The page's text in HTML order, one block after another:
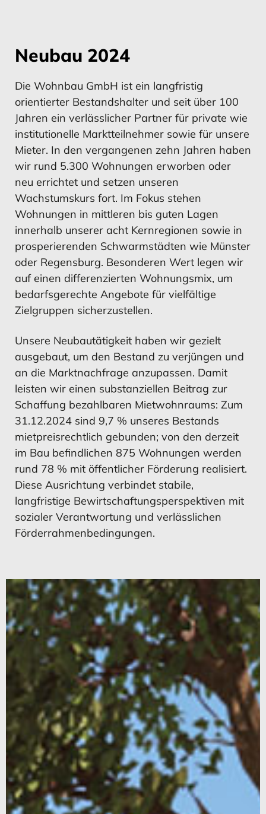
Neubau 2024
Die Wohnbau GmbH ist ein langfristig
orientierter Bestandshalter und seit über 100
Jahren ein verlässlicher Partner für private wie
institutionelle Marktteilnehmer sowie für unsere
Mieter. In den vergangenen zehn Jahren haben
wir rund 5.300 Wohnungen erworben oder
neu errichtet und setzen unseren
Wachstumskurs fort. Im Fokus stehen
Wohnungen in mittleren bis guten Lagen
innerhalb unserer acht Kernregionen sowie in
prosperierenden Schwarmstädten wie Münster
oder Regensburg. Besonderen Wert legen wir
auf einen differenzierten Wohnungsmix, um
bedarfsgerechte Angebote für vielfältige
Zielgruppen sicherzustellen.
Unsere Neubautätigkeit haben wir gezielt
ausgebaut, um den Bestand zu verjüngen und
an die Marktnachfrage anzupassen. Damit
leisten wir einen substanziellen Beitrag zur
Schaffung bezahlbaren Mietwohnraums: Zum
31.12.2024 sind 9,7 % unseres Bestands
mietpreisrechtlich gebunden; von den derzeit
im Bau befindlichen 875 Wohnungen werden
rund 78 % mit öffentlicher Förderung realisiert.
Diese Ausrichtung verbindet stabile,
langfristige Bewirtschaftungsperspektiven mit
sozialer Verantwortung und verlässlichen
Förderrahmenbedingungen.